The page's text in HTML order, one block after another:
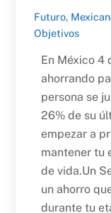
Futuro,
Objetivos
En México 4
ahorrando
persona se
26% de su
empezar a
mantener tu
de vida.Un
un ahorro
durante tu